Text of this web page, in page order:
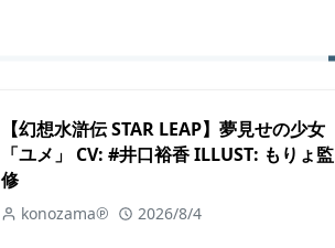
【幻想水滸伝 STAR LEAP】夢見せの少女
「ユメ」 CV: #井口裕香 ILLUST: もりょ監
修
konozama℗ 2026/8/4